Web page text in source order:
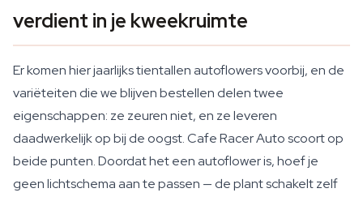
verdient in je kweekruimte
Er komen hier jaarlijks tientallen autoflowers voorbij, en de
variëteiten die we blijven bestellen delen twee
eigenschappen: ze zeuren niet, en ze leveren
daadwerkelijk op bij de oogst. Cafe Racer Auto scoort op
beide punten. Doordat het een autoflower is, hoef je
geen lichtschema aan te passen — de plant schakelt zelf